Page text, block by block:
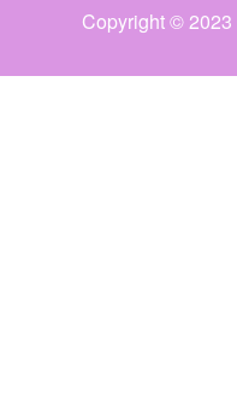
Copyright ©